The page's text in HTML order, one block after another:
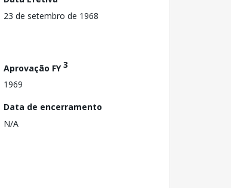
23 de setembro de 1968
Aprovação FY3
1969
Data de encerramento
N/A